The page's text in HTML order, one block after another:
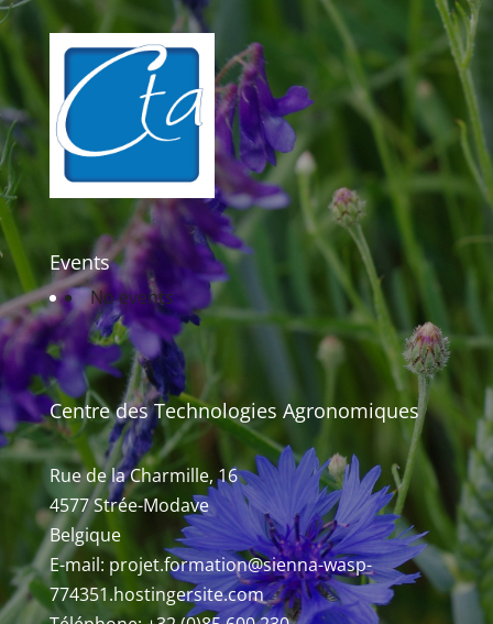
Events
No events
Centre des Technologies Agronomiques
Rue de la Charmille, 16
4577 Strée-Modave
Belgique
E-mail: projet.formation@sienna-wasp-
774351.hostingersite.com